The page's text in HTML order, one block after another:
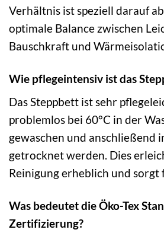
Verhältnis ist speziell darauf
optimale Balance zwischen
Bauschkraft und
Wie pflegeintensiv ist das
Das Steppbett ist sehr
problemlos bei 60°C in der
gewaschen und anschließend
getrocknet werden. Dies
Reinigung erheblich und sorgt
Was bedeutet die Öko-Tex
Zertifizierung?